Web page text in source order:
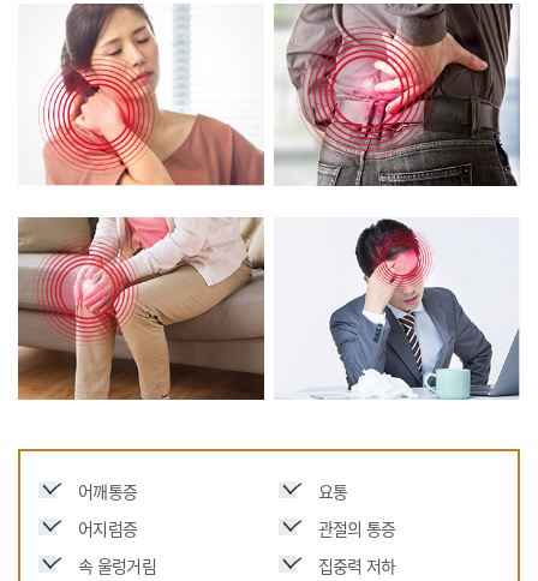
어깨통증
요통
어지럼증
관절의 통증
속 울렁거림
집중력 저하